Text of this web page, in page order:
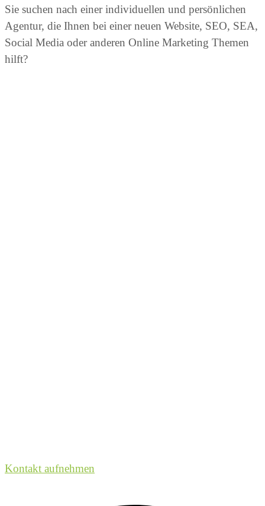
Sie suchen nach einer individuellen und persönlichen
Agentur, die Ihnen bei einer neuen Website, SEO, SEA,
Social Media oder anderen Online Marketing Themen
hilft?
Kontakt aufnehmen